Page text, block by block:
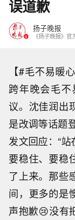
误道歉
扬子晚报
《扬子晚报》官
【#毛不易暖
跨年晚会毛
议。沈佳润出
是改调等话题
发文回应：“
要稳住、要稳
了上来。那些
间，更多的是
声抱歉😢没有